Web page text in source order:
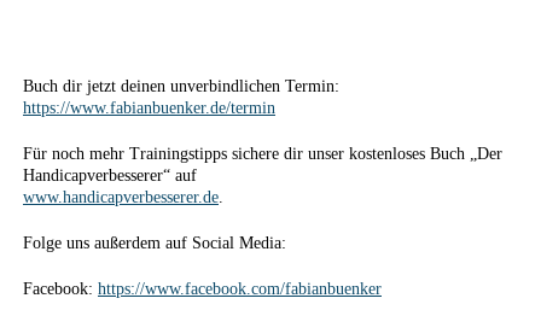
Buch dir jetzt deinen unverbindlichen Termin:
https://www.fabianbuenker.de/termin
Für noch mehr Trainingstipps sichere dir unser kostenloses Buch „Der
Handicapverbesserer“ auf
www.handicapverbesserer.de.
Folge uns außerdem auf Social Media:
Facebook: https://www.facebook.com/fabianbuenker